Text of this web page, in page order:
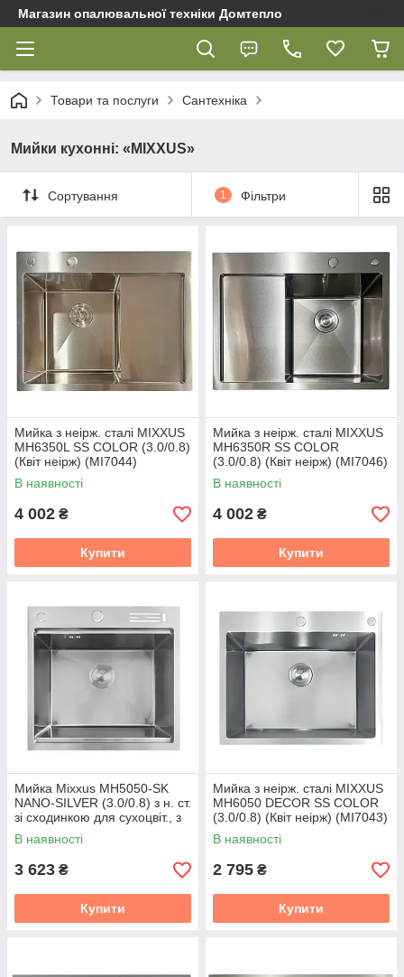
Магазин опалювальної техніки Домтепло
Товари та послуги Сантехніка
Мийки кухонні: «MIXXUS»
Сортування 1 Фільтри
Мийка з неірж. сталі MIXXUS
MH6350L SS COLOR (3.0/0.8)
(Квіт неірж) (MI7044)
В наявності
4 002 ₴
Купити
Мийка з неірж. сталі MIXXUS
MH6350R SS COLOR
(3.0/0.8) (Квіт неірж) (MI7046)
В наявності
4 002 ₴
Купити
Мийка Mixxus MH5050-SK
NANO-SILVER (3.0/0.8) з н. ст.
зі сходинкою для сухоцвіт., з
підст. під ножі (нерж.)
(MX1939)
В наявності
3 623 ₴
Купити
Мийка з неірж. сталі MIXXUS
MH6050 DECOR SS COLOR
(3.0/0.8) (Квіт неірж) (MI7043)
В наявності
2 795 ₴
Купити